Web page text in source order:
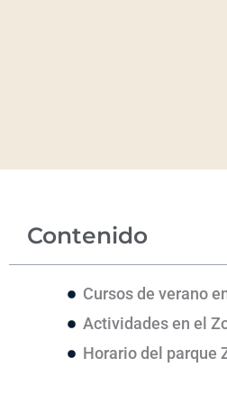
Contenido
Cursos de verano
Actividades en el
Horario del parque